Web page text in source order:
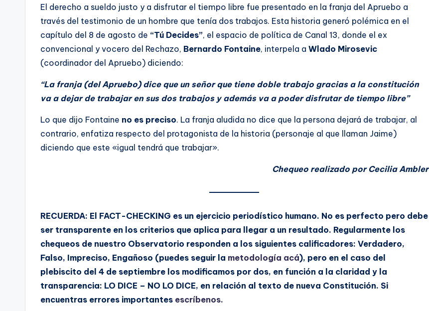
El derecho a sueldo justo y a disfrutar el tiempo libre fue presentado en la franja del Apruebo a
través del testimonio de un hombre que tenía dos trabajos. Esta historia generó polémica en el
capítulo del 8 de agosto de “Tú Decides”, el espacio de política de Canal 13, donde el ex
convencional y vocero del Rechazo, Bernardo Fontaine, interpela a Wlado Mirosevic
(coordinador del Apruebo) diciendo:
“La franja (del Apruebo) dice que un señor que tiene doble trabajo gracias a la constitución
va a dejar de trabajar en sus dos trabajos y además va a poder disfrutar de tiempo libre”
Lo que dijo Fontaine no es preciso. La franja aludida no dice que la persona dejará de trabajar, al
contrario, enfatiza respecto del protagonista de la historia (personaje al que llaman Jaime)
diciendo que este «igual tendrá que trabajar».
Chequeo realizado por Cecilia Ambler
RECUERDA: El FACT-CHECKING es un ejercicio periodístico humano. No es perfecto pero debe
ser transparente en los criterios que aplica para llegar a un resultado. Regularmente los
chequeos de nuestro Observatorio responden a los siguientes calificadores: Verdadero,
Falso, Impreciso, Engañoso (puedes seguir la metodología acá), pero en el caso del
plebiscito del 4 de septiembre los modificamos por dos, en función a la claridad y la
transparencia: LO DICE – NO LO DICE, en relación al texto de nueva Constitución. Si
encuentras errores importantes escríbenos.